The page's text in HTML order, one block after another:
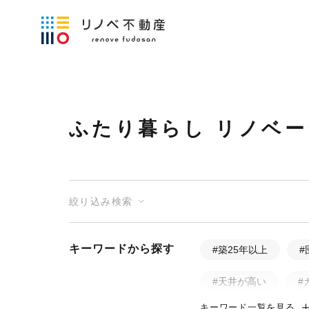
ふたり暮らし リノベ
絞り込み検索
キーワードから探す #築25年以上 #
#天井が高い #